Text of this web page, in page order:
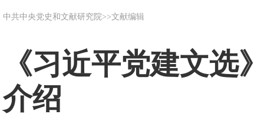
中共中央党史和文献研究院>>文献编辑
《习近平党建文选
介绍